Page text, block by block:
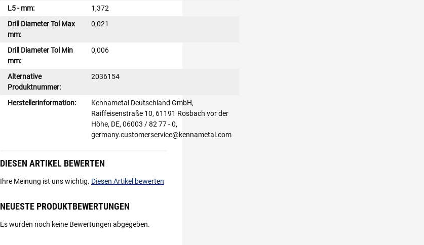
L5 - mm:
1,372
Drill Diameter Tol Max
mm:
0,021
Drill Diameter Tol Min
mm:
0,006
Alternative
Produktnummer:
2036154
Herstellerinformation:
Kennametal Deutschland GmbH,
Raiffeisenstraße 10, 61191 Rosbach vor der
Höhe, DE, 06003 / 82 77 - 0,
germany.customerservice@kennametal.com
DIESEN ARTIKEL BEWERTEN
Ihre Meinung ist uns wichtig. Diesen Artikel bewerten
NEUESTE PRODUKTBEWERTUNGEN
Es wurden noch keine Bewertungen abgegeben.